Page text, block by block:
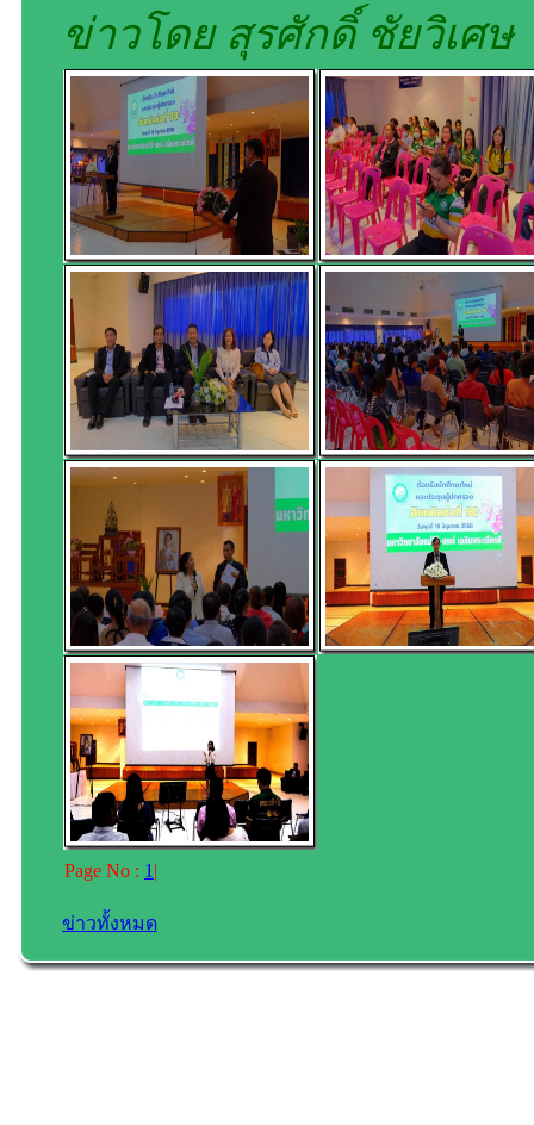
ข่าวโดย สุรศักดิ์ ชัยวิเศษ
Page No : 1 |
ข่าวทั้งหมด